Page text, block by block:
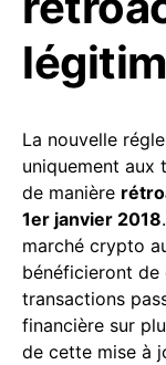
La nouvelle
uniquement aux
de manière
1er janvier 2018
marché crypto
bénéficieront
transactions
financière sur
de cette mise à